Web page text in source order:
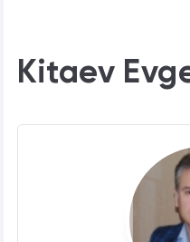
Kitaev